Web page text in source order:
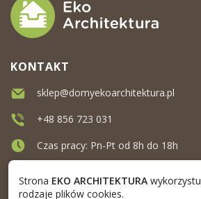
KONTAKT
sklep@domyekoarchitektura.pl
+48 856 723 031
Czas pracy: Pn-Pt od 8h do 18h
Strona EKO ARCHITEKTURA
rodzaje plików cookies.